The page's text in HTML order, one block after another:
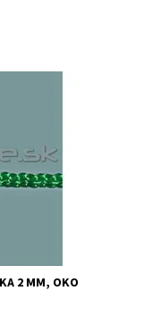
ihrísk, tiež ako
zelená Uvedená
30 m2 Pre...
2 MM, OKO